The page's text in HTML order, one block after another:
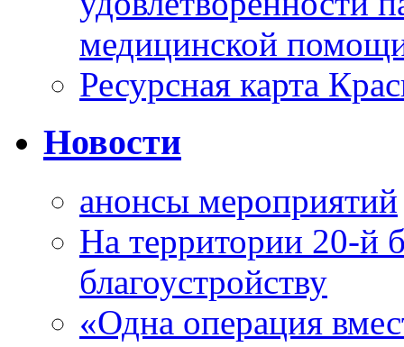
медицинской
Ресурсная карта
Новости
анонсы мероприятий
На территории 20-й
благоустройству
«Одна операция